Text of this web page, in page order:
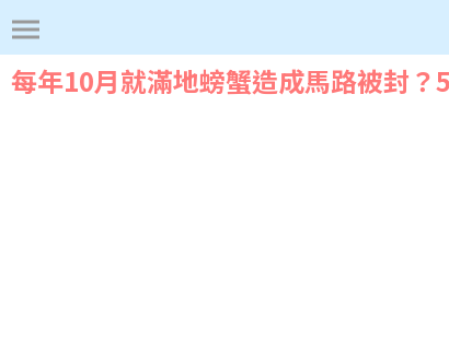
每年10月就滿地螃蟹造成馬路被封？